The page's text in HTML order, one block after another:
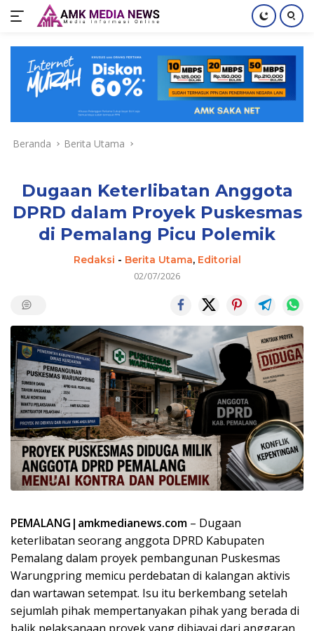
konten
Beranda Berita Utama
Dugaan Keterlibatan Anggota
DPRD dalam Proyek Puskesmas
di Pemalang Picu Polemik
Redaksi - Berita Utama, Editorial
02/07/2026
PEMALANG|amkmedianews.com – Dugaan
keterlibatan seorang anggota DPRD Kabupaten
Pemalang dalam proyek pembangunan Puskesmas
Warungpring memicu perdebatan di kalangan aktivis
dan wartawan setempat. Isu itu berkembang setelah
sejumlah pihak mempertanyakan pihak yang berada di